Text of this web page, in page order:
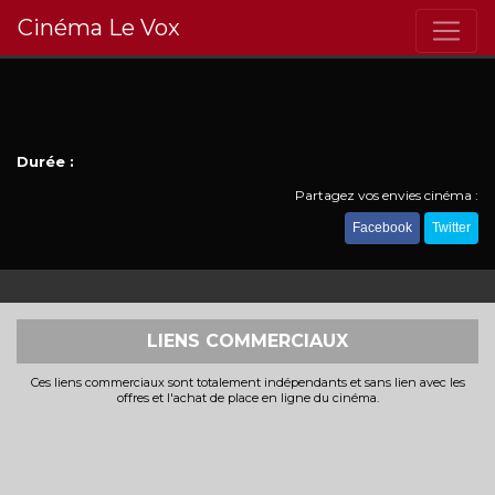
Cinéma Le Vox
Durée :
Partagez vos envies cinéma :
Facebook Twitter
LIENS COMMERCIAUX
Ces liens commerciaux sont totalement indépendants et sans lien avec les
offres et l'achat de place en ligne du cinéma.